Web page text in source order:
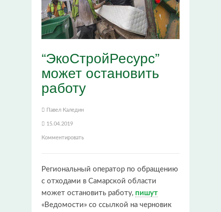
“ЭкоСтройРесурс”
может остановить
работу
Павел Каледин
15.04.2019
Комментировать
Региональный оператор по обращению
с отходами в Самарской области
может остановить работу, пишут
«Ведомости» со ссылкой на черновик